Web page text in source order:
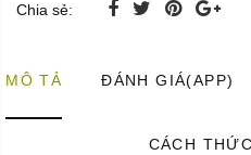
Chia sẻ:
MÔ TẢ ĐÁNH GIÁ(APP)
CÁCH